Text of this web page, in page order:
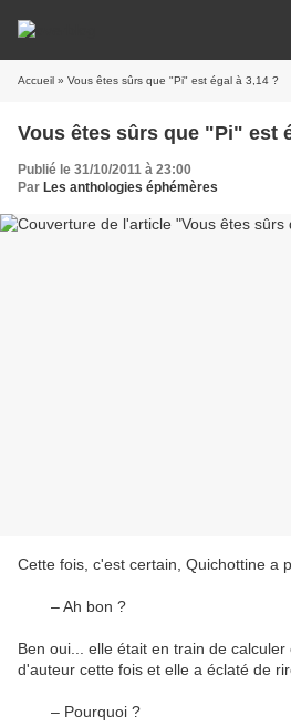
Accueil » Vous êtes sûrs que "Pi" est égal à 3,14 ?
Vous êtes sûrs que "Pi" est
Publié le 31/10/2011 à 23:00
Par Les anthologies éphémères
Cette fois, c'est certain, Quichottine a
– Ah bon ?
Ben oui... elle était en train de
d'auteur cette fois et elle a éclaté de
– Pourquoi ?